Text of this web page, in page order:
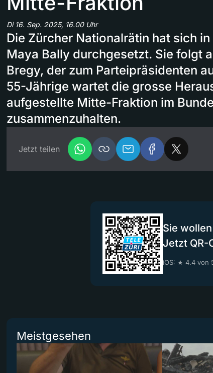
Di 16. Sep. 2025, 16.00 Uhr
Die Zürcher Nationalrätin hat sich
Maya Bally durchgesetzt. Sie folgt
Bregy, der zum Parteipräsidenten
55-Jährige wartet die grosse
aufgestellte Mitte-Fraktion im
zusammenzuhalten.
Jetzt teilen
Sie
Jetzt QR-
iOS: ★ 4.4 von
Meistgesehen